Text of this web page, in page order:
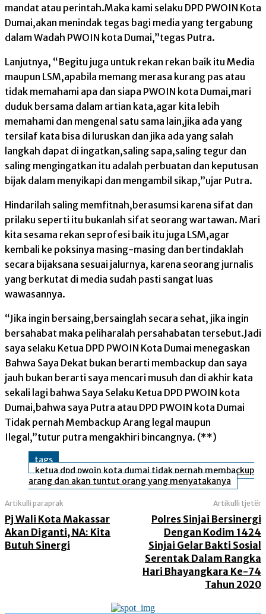
mandat atau perintah.Maka kami selaku DPD PWOIN Kota
Dumai,akan menindak tegas bagi media yang tergabung
dalam Wadah PWOIN kota Dumai,”tegas Putra.
Lanjutnya, “Begitu juga untuk rekan rekan baik itu Media
maupun LSM,apabila memang merasa kurang pas atau
tidak memahami apa dan siapa PWOIN kota Dumai,mari
duduk bersama dalam artian kata,agar kita lebih
memahami dan mengenal satu sama lain,jika ada yang
tersilaf kata bisa di luruskan dan jika ada yang salah
langkah dapat di ingatkan,saling sapa,saling tegur dan
saling mengingatkan itu adalah perbuatan dan keputusan
bijak dalam menyikapi dan mengambil sikap,”ujar Putra.
Hindarilah saling memfitnah,berasumsi karena sifat dan
prilaku seperti itu bukanlah sifat seorang wartawan. Mari
kita sesama rekan seprofesi baik itu juga LSM,agar
kembali ke poksinya masing-masing dan bertindaklah
secara bijaksana sesuai jalurnya, karena seorang jurnalis
yang berkutat di media sudah pasti sangat luas
wawasannya.
“Jika ingin bersaing,bersainglah secara sehat, jika ingin
bersahabat maka peliharalah persahabatan tersebut.Jadi
saya selaku Ketua DPD PWOIN Kota Dumai menegaskan
Bahwa Saya Dekat bukan berarti membackup dan saya
jauh bukan berarti saya mencari musuh dan di akhir kata
sekali lagi bahwa Saya Selaku Ketua DPD PWOIN kota
Dumai,bahwa saya Putra atau DPD PWOIN kota Dumai
Tidak pernah Membackup Arang legal maupun
Ilegal,”tutur putra mengakhiri bincangnya. (**)
tags
ketua dpd pwoin kota dumai tidak pernah membackup
arang dan akan tuntut orang yang menyatakanya
Artikulli paraprak
Pj Wali Kota Makassar
Akan Diganti, NA: Kita
Butuh Sinergi
Artikulli tjetër
Polres Sinjai Bersinergi
Dengan Kodim 1424
Sinjai Gelar Bakti Sosial
Serentak Dalam Rangka
Hari Bhayangkara Ke-74
Tahun 2020